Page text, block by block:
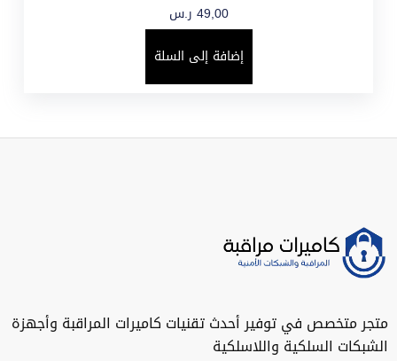
49,00 ر.س
إضافة إلى السلة
متجر متخصص في توفير أحدث تقنيات كاميرات المراقبة وأجهزة
الشبكات السلكية واللاسلكية